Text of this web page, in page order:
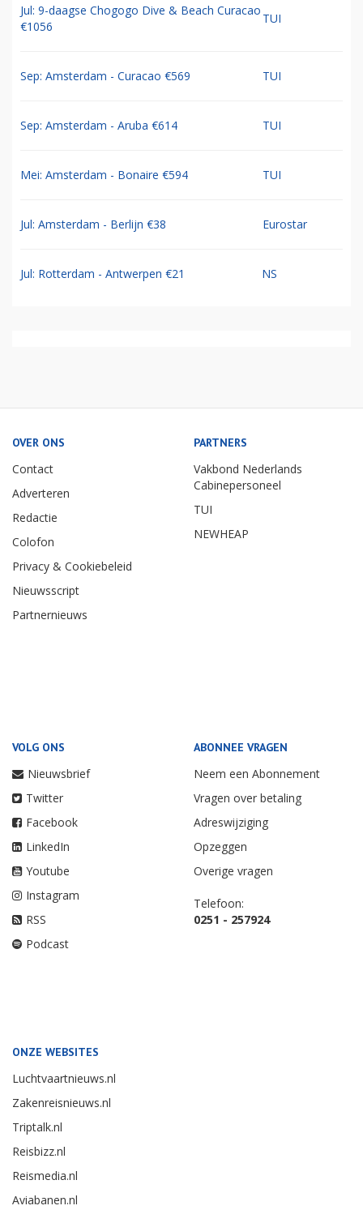
Jul: 9-daagse Chogogo Dive & Beach Curacao
€1056
TUI
Sep: Amsterdam - Curacao €569 TUI
Sep: Amsterdam - Aruba €614 TUI
Mei: Amsterdam - Bonaire €594 TUI
Jul: Amsterdam - Berlijn €38 Eurostar
Jul: Rotterdam - Antwerpen €21 NS
OVER ONS
Contact
Adverteren
Redactie
Colofon
Privacy & Cookiebeleid
Nieuwsscript
Partnernieuws
PARTNERS
Vakbond Nederlands
Cabinepersoneel
TUI
NEWHEAP
VOLG ONS
Nieuwsbrief
Twitter
Facebook
LinkedIn
Youtube
Instagram
RSS
Podcast
ABONNEE VRAGEN
Neem een Abonnement
Vragen over betaling
Adreswijziging
Opzeggen
Overige vragen
Telefoon:
0251 - 257924
ONZE WEBSITES
Luchtvaartnieuws.nl
Zakenreisnieuws.nl
Triptalk.nl
Reisbizz.nl
Reismedia.nl
Aviabanen.nl